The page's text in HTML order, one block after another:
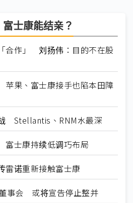
士康能结亲？
合作」 刘扬伟：目的不在股
果、富士康接手也陷本田障
Stellantis、RNM水最深
士康持续低调巧布局
诺重新接触富士康
事会 或将宣告停止整并